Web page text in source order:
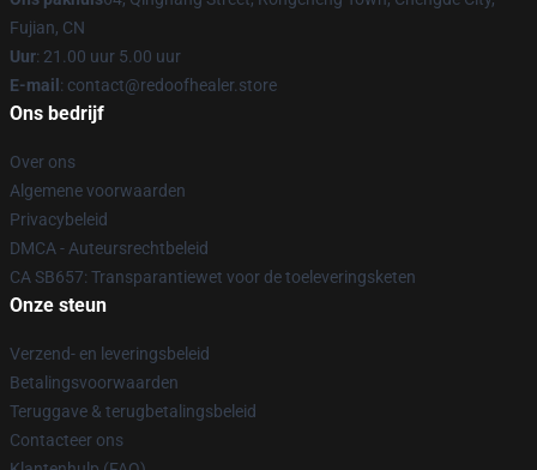
Fujian, CN
Uur: 21.00 uur 5.00 uur
E-mail : contact@redoofhealer.store
Ons bedrijf
Over ons
Algemene voorwaarden
Privacybeleid
DMCA - Auteursrechtbeleid
CA SB657: Transparantiewet voor de toeleveringsketen
Onze steun
Verzend- en leveringsbeleid
Betalingsvoorwaarden
Teruggave & terugbetalingsbeleid
Contacteer ons